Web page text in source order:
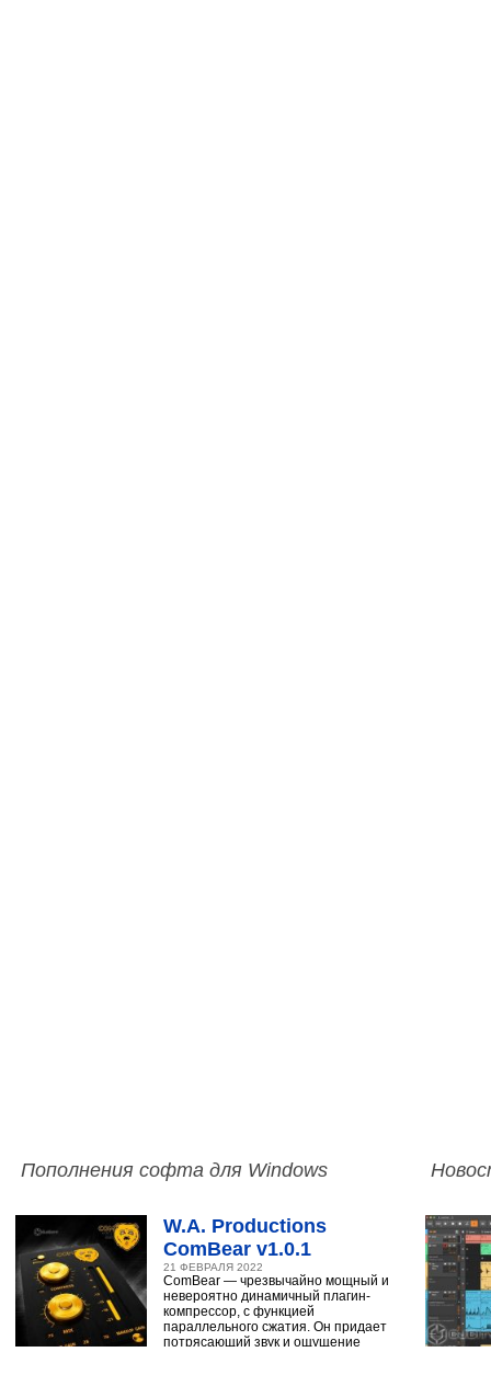
Пополнения софта для Windows
W.A. Productions
ComBear v1.0.1
21 ФЕВРАЛЯ 2022
ComBear — чрезвычайно мощный и
невероятно динамичный плагин-
компрессор, с функцией
параллельного сжатия. Он придает
потрясающий звук и ощущение